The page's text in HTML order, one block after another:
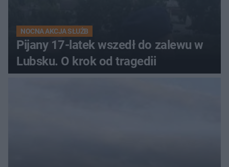
NOCNA AKCJA SŁUŻB
Pijany 17-latek wszedł do zalewu w
Lubsku. O krok od tragedii